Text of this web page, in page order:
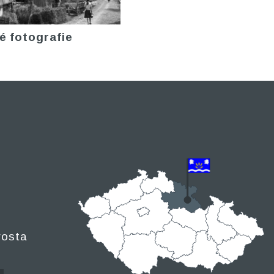
fotografie